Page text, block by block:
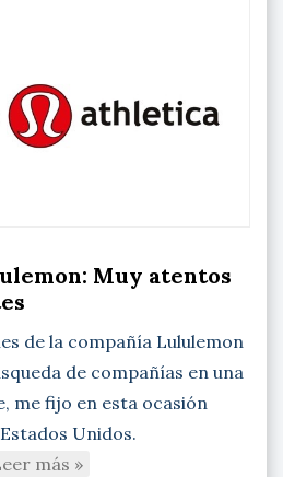
Muy atentos
de la compañía Lululemon
de compañías en una
me fijo en esta ocasión
Unidos.
más »